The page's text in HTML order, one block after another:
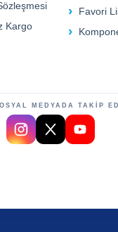
Kargo
Favori
MEDYADA TAKİP